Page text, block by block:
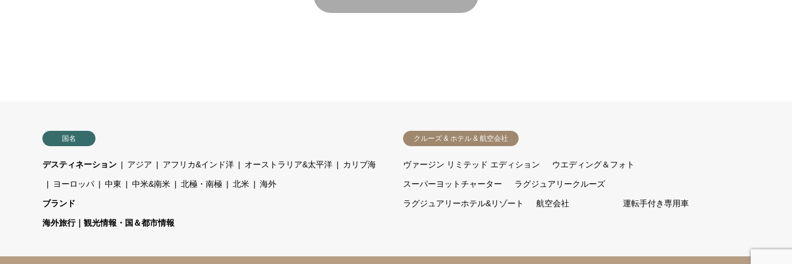
国名
デスティネーション アジア アフリカ&インド洋 オーストラリア&太平洋 カリブ海
ヨーロッパ 中東 中米&南米 北極・南極 北米 海外
ブランド
海外旅行｜観光情報・国＆都市情報
クルーズ & ホテル & 航空会社
ヴァージン リミテッド エディション ウエディング＆フォト
スーパーヨットチャーター ラグジュアリークルーズ
ラグジュアリーホテル&リゾート 航空会社 運転手付き専用車